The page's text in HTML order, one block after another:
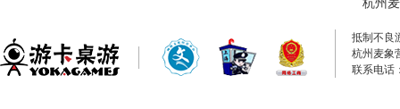
杭州
抵制不良
杭州麦象
联系电话